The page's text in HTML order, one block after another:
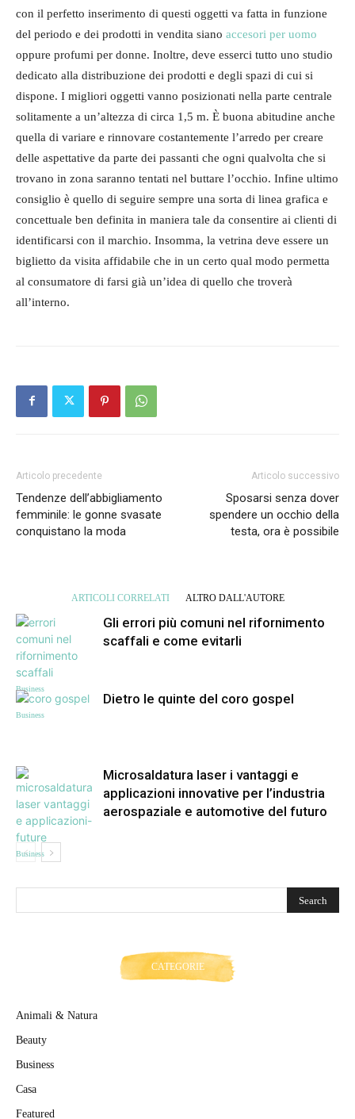
con il perfetto inserimento di questi oggetti va fatta in funzione
del periodo e dei prodotti in vendita siano accesori per uomo
oppure profumi per donne. Inoltre, deve esserci tutto uno studio
dedicato alla distribuzione dei prodotti e degli spazi di cui si
dispone. I migliori oggetti vanno posizionati nella parte centrale
solitamente a un’altezza di circa 1,5 m. È buona abitudine anche
quella di variare e rinnovare costantemente l’arredo per creare
delle aspettative da parte dei passanti che ogni qualvolta che si
trovano in zona saranno tentati nel buttare l’occhio. Infine ultimo
consiglio è quello di seguire sempre una sorta di linea grafica e
concettuale ben definita in maniera tale da consentire ai clienti di
identificarsi con il marchio. Insomma, la vetrina deve essere un
biglietto da visita affidabile che in un certo qual modo permetta
al consumatore di farsi già un’idea di quello che troverà
all’interno.
Articolo precedente
Tendenze dell’abbigliamento
femminile: le gonne svasate
conquistano la moda
Articolo successivo
Sposarsi senza dover
spendere un occhio della
testa, ora è possibile
ARTICOLI CORRELATI ALTRO DALL'AUTORE
Business
Gli errori più comuni nel rifornimento
scaffali e come evitarli
Business
Dietro le quinte del coro gospel
Business
Microsaldatura laser i vantaggi e
applicazioni innovative per l’industria
aerospaziale e automotive del futuro
CATEGORIE
Animali & Natura
Beauty
Business
Casa
Featured